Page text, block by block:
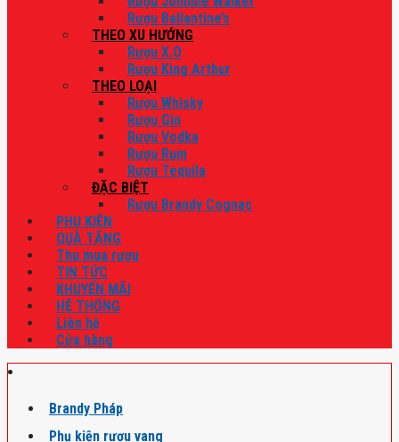
Rượu Ballantine’s
THEO XU HƯỚNG
Rượu X.O
Rượu King Arthur
THEO LOẠI
Rượu Whisky
Rượu Gin
Rượu Vodka
Rượu Rum
Rượu Tequila
ĐẶC BIỆT
Rượu Brandy Cognac
PHỤ KIỆN
QUÀ TẶNG
Thu mua rượu
TIN TỨC
KHUYẾN MÃI
HỆ THỐNG
Liên hệ
Cửa hàng
Brandy Pháp
Phụ kiện rượu vang